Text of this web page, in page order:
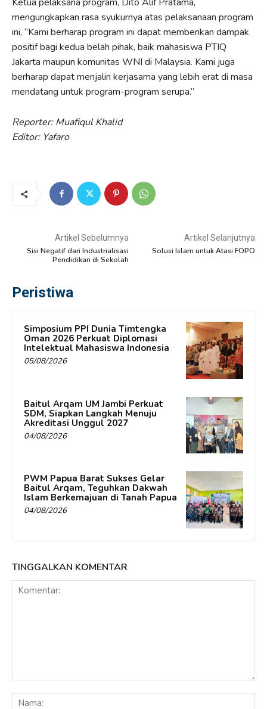
mengungkapkan rasa syukurnya atas pelaksanaan program
ini, “Kami berharap program ini dapat memberikan dampak
positif bagi kedua belah pihak, baik mahasiswa PTIQ
Jakarta maupun komunitas WNI di Malaysia. Kami juga
berharap dapat menjalin kerjasama yang lebih erat di masa
mendatang untuk program-program serupa.”
Reporter: Muafiqul Khalid
Editor: Yafaro
Artikel Sebelumnya
Sisi Negatif dari Industrialisasi
Pendidikan di Sekolah
Artikel Selanjutnya
Solusi Islam untuk Atasi FOPO
Peristiwa
Simposium PPI Dunia Timtengka
Oman 2026 Perkuat Diplomasi
Intelektual Mahasiswa Indonesia
05/08/2026
Baitul Arqam UM Jambi Perkuat
SDM, Siapkan Langkah Menuju
Akreditasi Unggul 2027
04/08/2026
PWM Papua Barat Sukses Gelar
Baitul Arqam, Teguhkan Dakwah
Islam Berkemajuan di Tanah Papua
04/08/2026
TINGGALKAN KOMENTAR